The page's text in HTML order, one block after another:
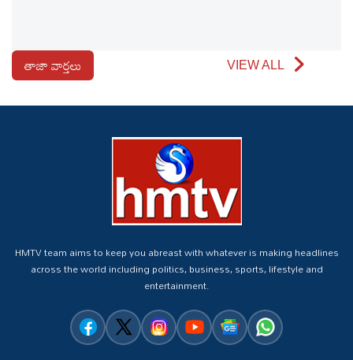
తాజా వార్తలు VIEW ALL
HMTV team aims to keep you abreast with whatever is making headlines
across the world including politics, business, sports, lifestyle and
entertainment.